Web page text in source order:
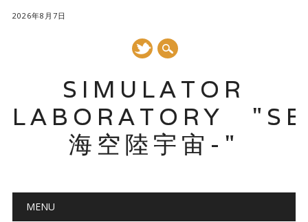
2026年8月7日
SIMULATOR
LABORATORY
海空陸宇宙-"
メインメニュー
MENU